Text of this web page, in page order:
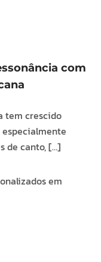
com
tem crescido
de canto, […]